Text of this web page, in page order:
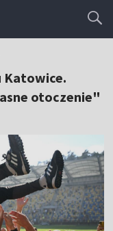
Katowice.
otoczenie"